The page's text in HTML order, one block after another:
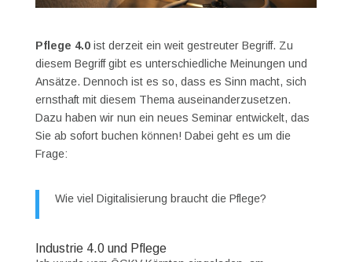
Pflege 4.0ist derzeit ein weit gestreuter Begriff. Zu
diesem Begriff gibt es unterschiedliche Meinungen und
Ansätze. Dennoch ist es so, dass es Sinn macht, sich
ernsthaft mit diesem Thema auseinanderzusetzen.
Dazu haben wir nun ein neues Seminar entwickelt, das
Sie ab sofort buchen können! Dabei geht es um die
Frage:
Wie viel Digitalisierung braucht die Pflege?
Industrie 4.0 und Pflege